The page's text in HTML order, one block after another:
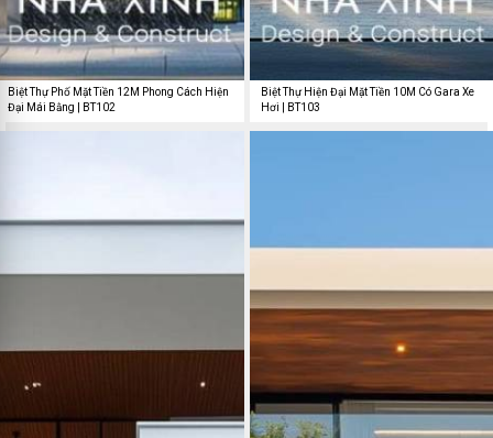
Biệt Thự Phố Mặt Tiền 12M Phong Cách Hiện
Đại Mái Bằng | BT102
Biệt Thự Hiện Đại Mặt Tiền 10M Có Gara Xe
Hơi | BT103